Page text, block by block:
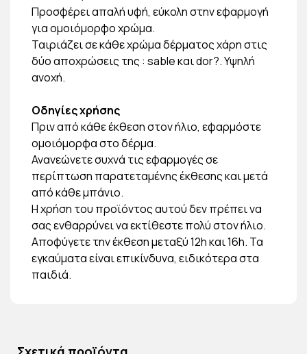
Προσφέρει απαλή υφή, εύκολη στην εφαρμογή
για ομοιόμορφο χρώμα.
Ταιριάζει σε κάθε χρώμα δέρματος χάρη στις
δύο αποχρώσεις της : sable και dor?. Υψηλή
ανοχή.
Οδηγίες χρήσης
Πριν από κάθε έκθεση στον ήλιο, εφαρμόστε
ομοιόμορφα στο δέρμα.
Ανανεώνετε συχνά τις εφαρμογές σε
περίπτωση παρατεταμένης έκθεσης και μετά
από κάθε μπάνιο.
Η χρήση του προϊόντος αυτού δεν πρέπει να
σας ενθαρρύνει να εκτίθεστε πολύ στον ήλιο.
Αποφύγετε την έκθεση μεταξύ 12h και 16h. Τα
εγκαύματα είναι επικίνδυνα, ειδικότερα στα
παιδιά.